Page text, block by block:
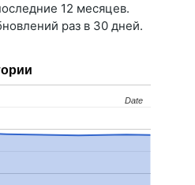
12 месяцев.
раз в 30 дней.
Date
Date